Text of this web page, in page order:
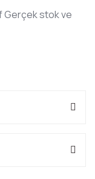
Gerçek stok ve